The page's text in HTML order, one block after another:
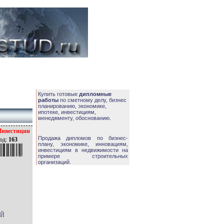
163
Купить готовые дипломные
работы по сметному делу, бизнес
планированию, экономике,
ипотеке, инвестициям,
менеджменту, обоснованию.
Продажа дипломов по бизнес-
плану, экономике, инновациям,
инвестициям в недвижимости на
примере строительных
организаций.